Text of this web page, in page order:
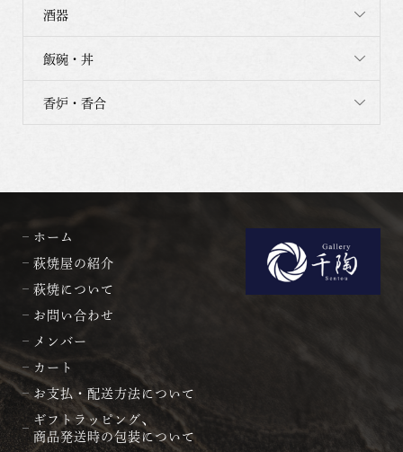
酒器
飯碗・丼
香炉・香合
ホーム
萩焼屋の紹介
萩焼について
お問い合わせ
メンバー
カート
お支払・配送方法について
ギフトラッピング、
商品発送時の包装について